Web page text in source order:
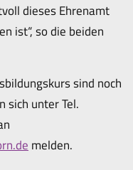
dieses Ehrenamt
ist“, so die beiden
sind noch
sich unter Tel.
melden.